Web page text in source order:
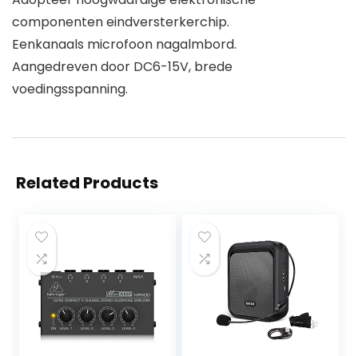
componenten eindversterkerchip.
Eenkanaals microfoon nagalmbord.
Aangedreven door DC6-15V, brede
voedingsspanning.
Related Products